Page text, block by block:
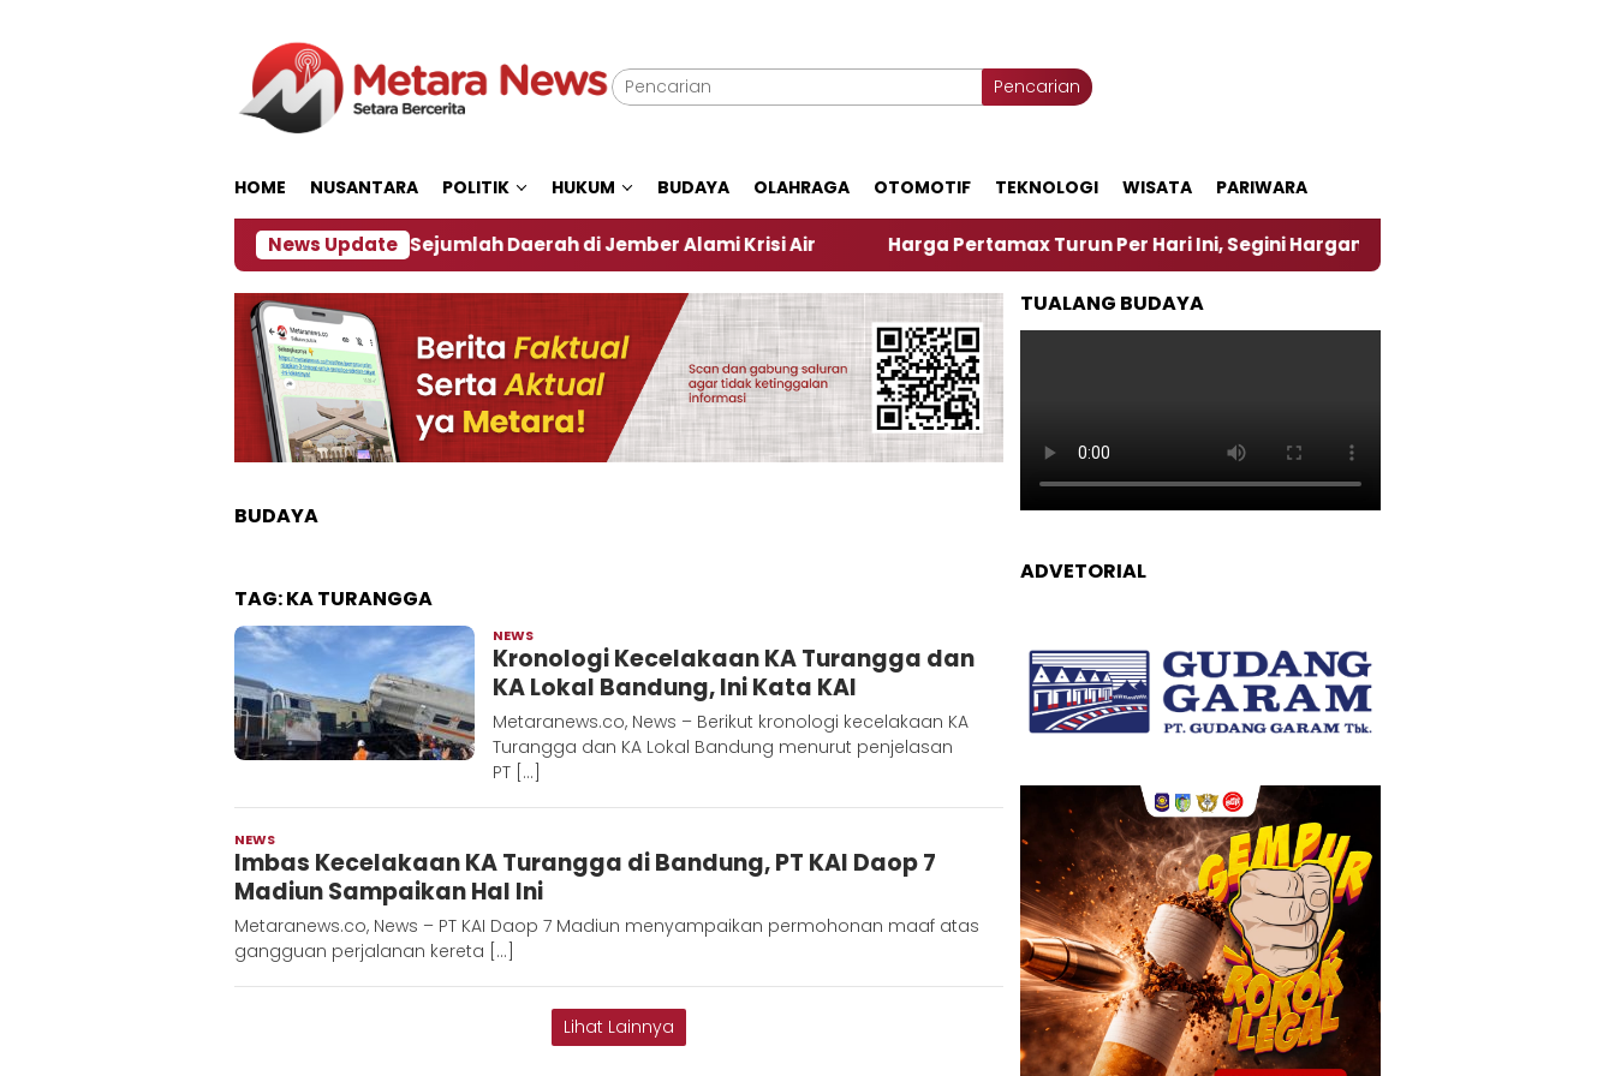
Pencarian
HOME NUSANTARA POLITIK HUKUM BUDAYA OLAHRAGA OTOMOTIF TEKNOLOGI WISATA PARIWARA
News Update
Dampak El Nino, Sejumlah Daerah di Jember Alami Krisi Air Harga Pertamax Turun Per Hari Ini, Segini Harganya ‎Nasirun Maestro Lukis
BUDAYA
TAG:KA TURANGGA
NEWS
D
Kronologi Kecelakaan KA Turangga dan
KA Lokal Bandung, Ini Kata KAI
Metaranews.co, News – Berikut kronologi kecelakaan KA
Turangga dan KA Lokal Bandung menurut penjelasan
PT […]
NEWS
D
Imbas Kecelakaan KA Turangga di Bandung, PT KAI Daop 7
Madiun Sampaikan Hal Ini
Metaranews.co, News – PT KAI Daop 7 Madiun menyampaikan permohonan maaf atas
gangguan perjalanan kereta […]
Lihat Lainnya
TUALANG BUDAYA
ADVETORIAL